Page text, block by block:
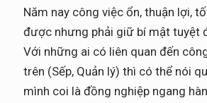
Năm nay công việc ổn, thuận lợi,
được nhưng phải giữ bí mật tuyệt
Với những ai có liên quan đến
trên (Sếp, Quản lý) thì có thể nói
mình coi là đồng nghiệp ngang